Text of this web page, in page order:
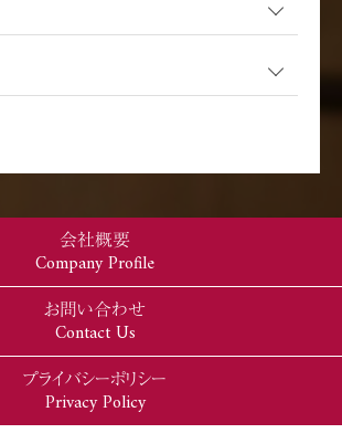
会社概要
Company Profile
お問い合わせ
Contact Us
プライバシーポリシー
Privacy Policy